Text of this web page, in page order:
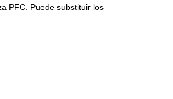
PFC. Puede substituir los